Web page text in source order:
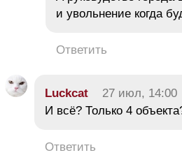
и увольнение когда
Ответить
Luckcat 27 июл, 14:00
И всё? Только 4
Ответить